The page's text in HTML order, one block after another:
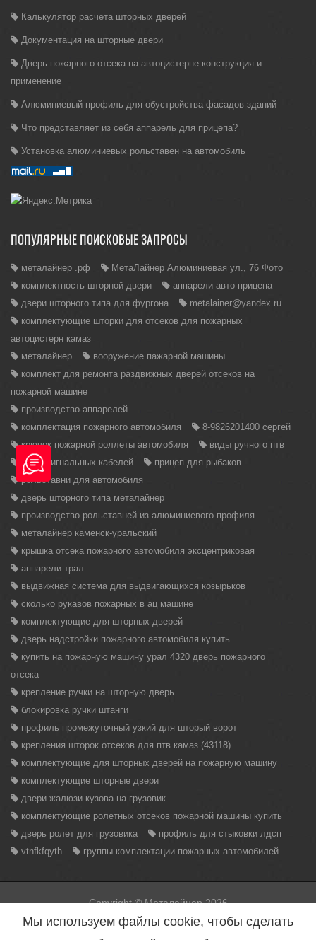
Калькулятор расчета шторных дверей
Документация на шторные двери
Дверь пожарного отсека на автоцистерне конструкция и
применение
Алюминиевый профиль для обустройства фасадов зданий
Что представляет из себя аппарель для прицепа?
Установка алюминиевых рольставен на автомобиль
ПОПУЛЯРНЫЕ ПОИСКОВЫЕ ЗАПРОСЫ
металайнер .рф
МетаЛайнер Алюминиевая ул., 76 Фото
комплектность шторной двери
аппарели авто прицепа
двери шторного типа для фургона
metalainer@yandex.ru
комплектующие шторки для отсеков для пожарных
автоцистерн камаз
металайнер
вооружение пажарной машины
комплект для ремонта раздвижных дверей отсеков на
пожарной машине
производство аппарелей
комплектация пожарного автомобиля
8-9826201400 сергей
крючок пожарной роллеты автомобиля
виды ручного птв
виды сигнальных кабелей
прицеп для рыбаков
рольставни для автомобиля
дверь шторного типа металайнер
производство рольставней из алюминиевого профиля
металайнер каменск-уральский
крышка отсека пожарного автомобиля эксцентриковая
аппарели трал
выдвижная система для выдвигающихся козырьков
сколько рукавов пожарных в ац машине
комплектующие для шторных дверей
дверь надстройки пожарного автомобиля купить
купить на пожарную машину урал 4320 дверь пожарного
отсека
крепление ручки на шторную дверь
блокировка ручки штанги
профиль промежуточный узкий для шторый ворот
крепления шторок отсеков для птв камаз (43118)
комплектующие для шторных дверей на пожарную машину
комплектующие шторные двери
двери жалюзи кузова на грузовик
комплектующие ролетных отсеков пожарной машины купить
дверь ролет для грузовика
профиль для стыковки лдсп
vtnfkfqyth
группы комплектации пожарных автомобилей
Copyright © Металайнер 2026
Вся информация находящаяся на данном сайте, может быть
использована только с разрешения администрации сайта.
Мы используем файлы cookie, чтобы сделать